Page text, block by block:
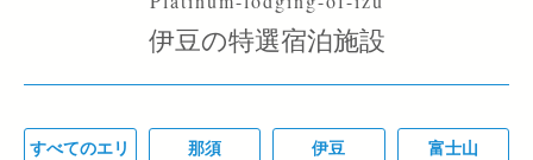
登録宿泊施設
宿泊レポート
ツアー・イベントから探す
伊豆の特選宿泊施設
すべてのエリ
那須 伊豆 富士山